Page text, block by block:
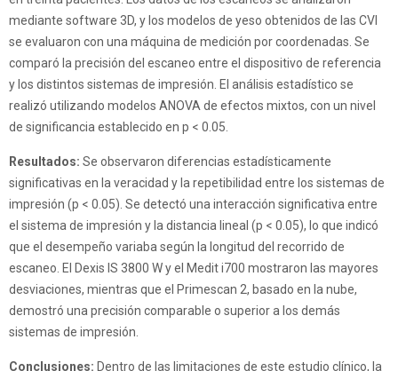
mediante software 3D, y los modelos de yeso obtenidos de las CVI
se evaluaron con una máquina de medición por coordenadas. Se
comparó la precisión del escaneo entre el dispositivo de referencia
y los distintos sistemas de impresión. El análisis estadístico se
realizó utilizando modelos ANOVA de efectos mixtos, con un nivel
de significancia establecido en p < 0.05.
Resultados: Se observaron diferencias estadísticamente
significativas en la veracidad y la repetibilidad entre los sistemas de
impresión (p < 0.05). Se detectó una interacción significativa entre
el sistema de impresión y la distancia lineal (p < 0.05), lo que indicó
que el desempeño variaba según la longitud del recorrido de
escaneo. El Dexis IS 3800 W y el Medit i700 mostraron las mayores
desviaciones, mientras que el Primescan 2, basado en la nube,
demostró una precisión comparable o superior a los demás
sistemas de impresión.
Conclusiones: Dentro de las limitaciones de este estudio clínico, la